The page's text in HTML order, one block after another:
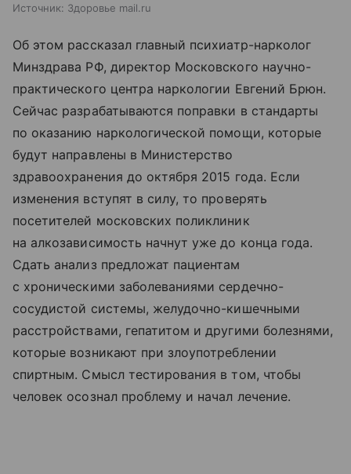
Источник: Здоровье mail.ru
Об этом рассказал главный психиатр-нарколог
Минздрава РФ, директор Московского научно-
практического центра наркологии Евгений Брюн.
Сейчас разрабатываются поправки в стандарты
по оказанию наркологической помощи, которые
будут направлены в Министерство
здравоохранения до октября 2015 года. Если
изменения вступят в силу, то проверять
посетителей московских поликлиник
на алкозависимость начнут уже до конца года.
Сдать анализ предложат пациентам
с хроническими заболеваниями сердечно-
сосудистой системы, желудочно-кишечными
расстройствами, гепатитом и другими болезнями,
которые возникают при злоупотреблении
спиртным. Смысл тестирования в том, чтобы
человек осознал проблему и начал лечение.